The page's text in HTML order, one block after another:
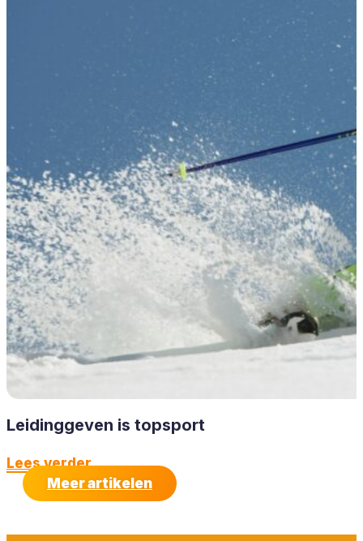
Leidinggeven is topsport
Lees verder
Meer artikelen